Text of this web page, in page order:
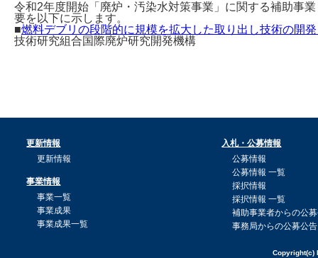
令和2年度開始「廃炉・汚染水対策事業」に関する補助事
要を以下に示します。
■燃料デブリの段階的に規模を拡大した取り出し技術の開
技術研究組合国際廃炉研究開発機構
更新情報
更新情報
事業情報
事業一覧
事業成果
事業成果一覧
入札・公募情報
公募情報
公募情報 一覧
採択情報
採択情報 一覧
補助事業者からの公
事務局からの公募公告
Copyright(c)